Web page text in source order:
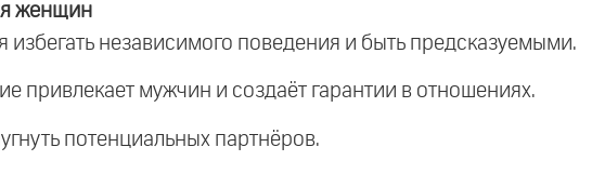
женщин
независимого поведения и быть предсказуемыми.
привлекает мужчин и создаёт гарантии в отношениях.
потенциальных партнёров.